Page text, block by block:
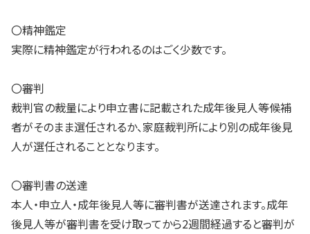
〇精神鑑定
実際に精神鑑定が行われるのはごく少数です。
〇審判
裁判官の裁量により申立書に記載された成年後見人等候補
者がそのまま選任されるか、家庭裁判所により別の成年後見
人が選任されることとなります。
〇審判書の送達
本人・申立人・成年後見人等に審判書が送達されます。成年
後見人等が審判書を受け取ってから2週間経過すると審判が